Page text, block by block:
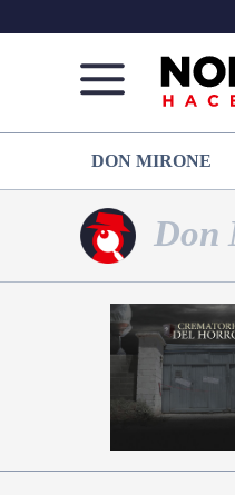
de
Ciudad
que
noticias,
hacemos
DON MIRONE
Don